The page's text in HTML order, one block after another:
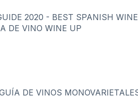
2020 - BEST SPANISH
DE VINO WINE UP
DE VINOS